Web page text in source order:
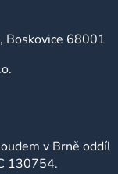
Boskovice 68001
v Brně oddíl
130754.